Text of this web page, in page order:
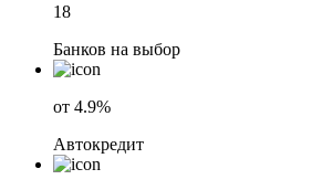
18
Банков на выбор
от 4.9%
Автокредит